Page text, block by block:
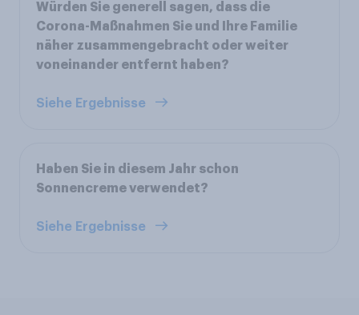
Würden Sie generell sagen, dass die
Corona-Maßnahmen Sie und Ihre Familie
näher zusammengebracht oder weiter
voneinander entfernt haben?
Siehe Ergebnisse
Haben Sie in diesem Jahr schon
Sonnencreme verwendet?
Siehe Ergebnisse